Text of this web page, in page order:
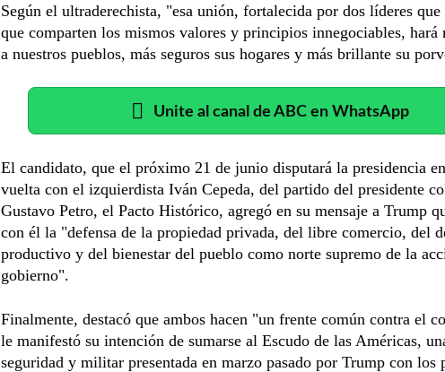
Según el ultraderechista, "esa unión, fortalecida por dos líderes que
que comparten los mismos valores y principios innegociables, hará
a nuestros pueblos, más seguros sus hogares y más brillante su
Unite al canal de ABC en WhatsApp
El candidato, que el próximo 21 de junio disputará la presidencia
vuelta con el izquierdista Iván Cepeda, del partido del presidente
Gustavo Petro, el Pacto Histórico, agregó en su mensaje a Trump
con él la "defensa de la propiedad privada, del libre comercio, del
productivo y del bienestar del pueblo como norte supremo de la
gobierno".
Finalmente, destacó que ambos hacen "un frente común contra el
le manifestó su intención de sumarse al Escudo de las Américas,
seguridad y militar presentada en marzo pasado por Trump con los